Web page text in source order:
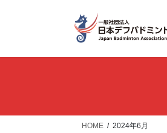
HOME 2024年6月